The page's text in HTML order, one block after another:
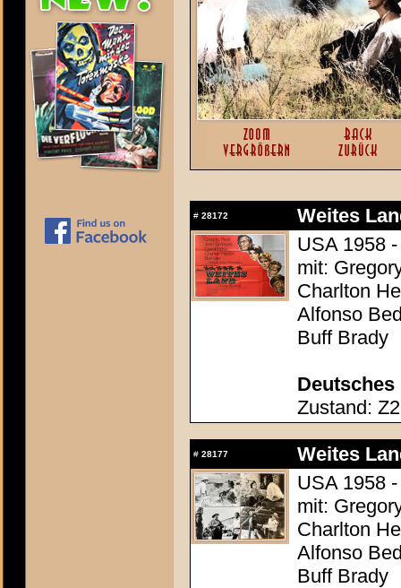
# 28172
Weites
USA 1958
mit:
Charlton
Alfonso
Buff Brady
Deutsches
Zustand:
# 28177
Weites
USA 1958
mit:
Charlton
Alfonso
Buff Brady